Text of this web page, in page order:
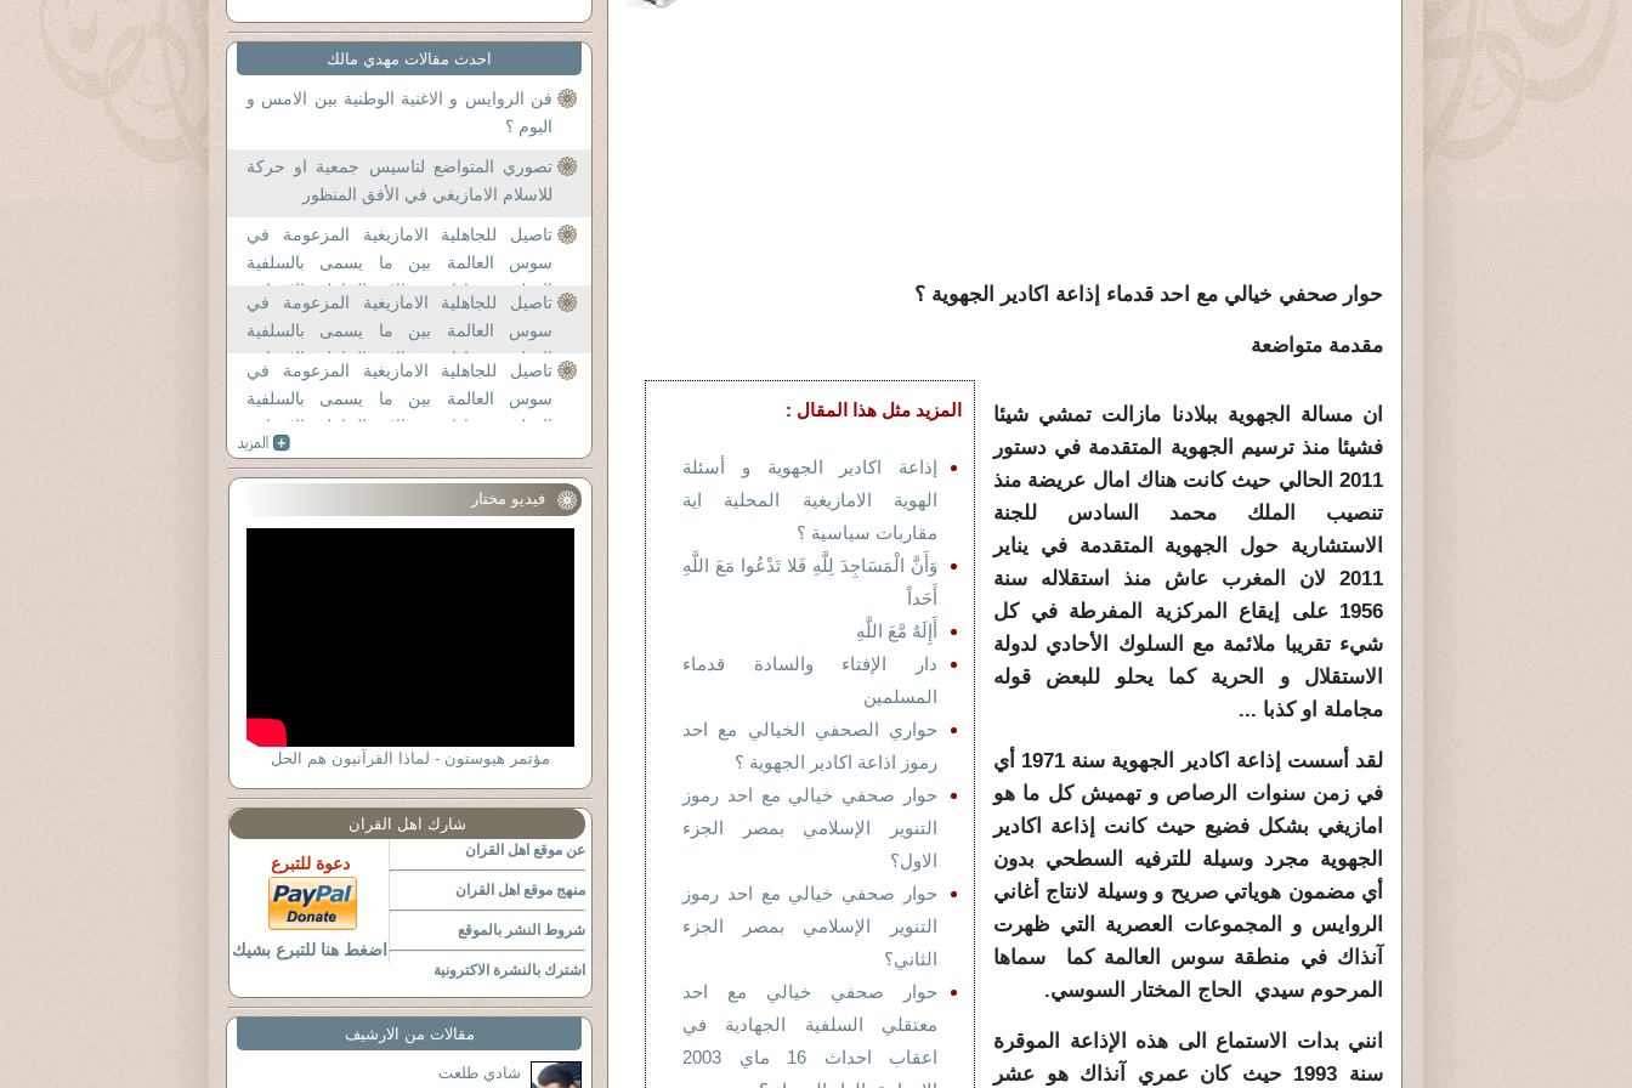
حوار صحفي خيالي مع احد قدماء إذاعة اكادير الجهوية ؟
مقدمة متواضعة
المزيد مثل هذا المقال :
إذاعة اكادير الجهوية و أسئلة
الهوية الامازيغية المحلية اية
مقاربات سياسية ؟
وَأَنَّ الْمَسَاجِدَ لِلَّهِ فَلا تَدْعُوا مَعَ اللَّهِ
أَحَداً
أَإِلَهٌ مَّعَ اللَّهِ
دار الإفتاء والسادة قدماء
المسلمين
حواري الصحفي الخيالي مع احد
رموز اذاعة اكادير الجهوية ؟
حوار صحفي خيالي مع احد رموز
التنوير الإسلامي بمصر الجزء
الاول؟
حوار صحفي خيالي مع احد رموز
التنوير الإسلامي بمصر الجزء
الثاني؟
حوار صحفي خيالي مع احد
معتقلي السلفية الجهادية في
اعقاب احداث 16 ماي 2003
ان مسالة الجهوية ببلادنا مازالت تمشي شيئا
فشيئا منذ ترسيم الجهوية المتقدمة في دستور
2011 الحالي حيث كانت هناك امال عريضة منذ
تنصيب الملك محمد السادس للجنة
الاستشارية حول الجهوية المتقدمة في يناير
2011 لان المغرب عاش منذ استقلاله سنة
1956 على إيقاع المركزية المفرطة في كل
شيء تقريبا ملائمة مع السلوك الأحادي لدولة
الاستقلال و الحرية كما يحلو للبعض قوله
مجاملة او كذبا ...
لقد أسست إذاعة اكادير الجهوية سنة 1971 أي
في زمن سنوات الرصاص و تهميش كل ما هو
امازيغي بشكل فضيع حيث كانت إذاعة اكادير
الجهوية مجرد وسيلة للترفيه السطحي بدون
أي مضمون هوياتي صريح و وسيلة لانتاج أغاني
الروايس و المجموعات العصرية التي ظهرت
آنذاك في منطقة سوس العالمة كما سماها
المرحوم سيدي الحاج المختار السوسي.
انني بدات الاستماع الى هذه الإذاعة الموقرة
سنة 1993 حيث كان عمري آنذاك هو عشر
احدث مقالات مهدي مالك
فن الروايس و الاغنية الوطنية بين الامس و
اليوم ؟
تصوري المتواضع لتاسيس جمعية او حركة
للاسلام الامازيغي في الأفق المنظور
تاصيل للجاهلية الامازيغية المزعومة في
سوس العالمة بين ما يسمى بالسلفية
الوطنية و ما اسميه الان بالجاهلية الاعرابية
اية مقاربات حضارية الجزء الثالث و الاخير
تاصيل للجاهلية الامازيغية المزعومة في
سوس العالمة بين ما يسمى بالسلفية
الوطنية و ما اسميه الان بالجاهلية الاعرابية
اية مقاربات حضارية الجزء الثاني
تاصيل للجاهلية الامازيغية المزعومة في
سوس العالمة بين ما يسمى بالسلفية
الوطنية و ما اسميه الان بالجاهلية الاعرابية
اية مقاربات حضارية الجزء الاول؟
فيديو مختار
مؤتمر هيوستون - لماذا القرآنيون هم الحل
شارك اهل القران
عن موقع اهل القران
منهج موقع اهل القران
شروط النشر بالموقع
اشترك بالنشرة الاكترونية
دعوة للتبرع
اضغط هنا للتبرع بشيك
مقالات من الارشيف
شادي طلعت